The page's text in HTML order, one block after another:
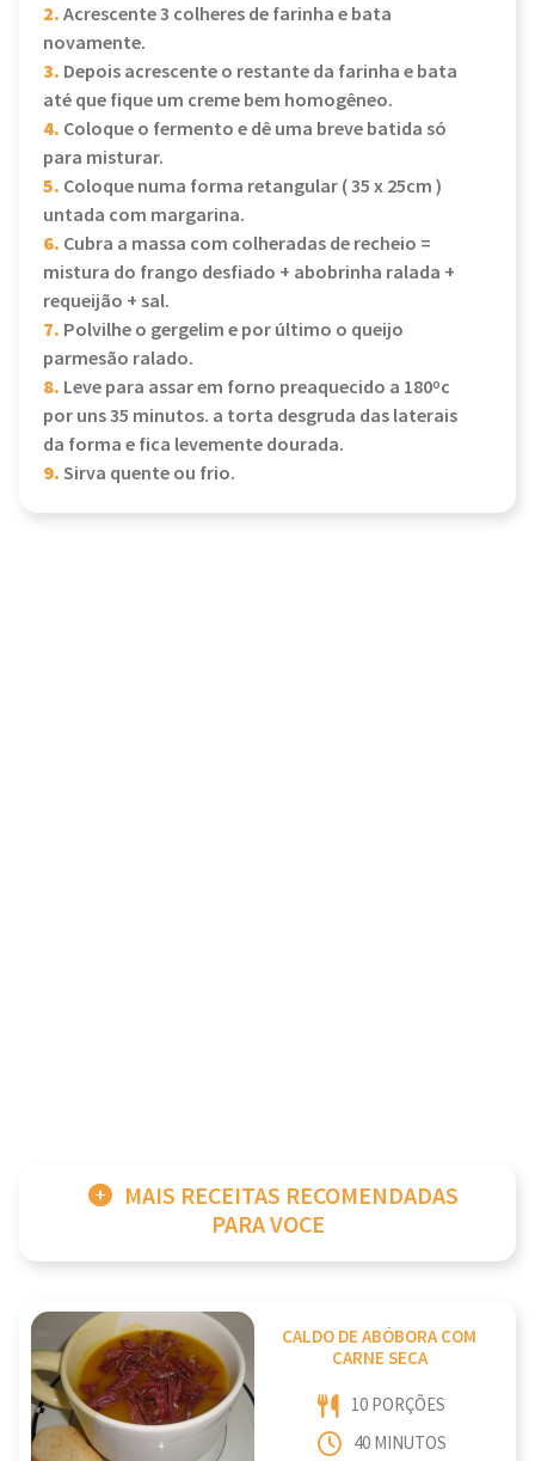
2.Acrescente 3 colheres de farinha e bata
novamente.
3. Depois acrescente o restante da farinha e bata
até que fique um creme bem homogêneo.
4. Coloque o fermento e dê uma breve batida só
para misturar.
5. Coloque numa forma retangular ( 35 x 25cm )
untada com margarina.
6. Cubra a massa com colheradas de recheio =
mistura do frango desfiado + abobrinha ralada +
requeijão + sal.
7. Polvilhe o gergelim e por último o queijo
parmesão ralado.
8. Leve para assar em forno preaquecido a 180ºc
por uns 35 minutos. a torta desgruda das laterais
da forma e fica levemente dourada.
9.Sirva quente ou frio.
MAIS RECEITAS RECOMENDADAS
PARA VOCE
CALDO DE ABÓBORA COM
CARNE SECA
10 PORÇÕES
40 MINUTOS